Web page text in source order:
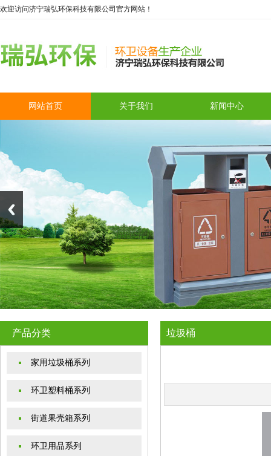
欢迎访问济宁瑞弘环保科技有限公司官方网站！
网站首页 关于我们 新闻中心
产品分类
家用垃圾桶系列
环卫塑料桶系列
街道果壳箱系列
环卫用品系列
垃圾桶